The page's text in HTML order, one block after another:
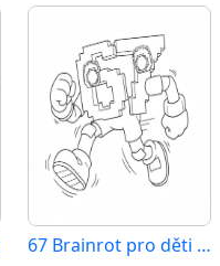
67 Brainrot pro děti 3 roky